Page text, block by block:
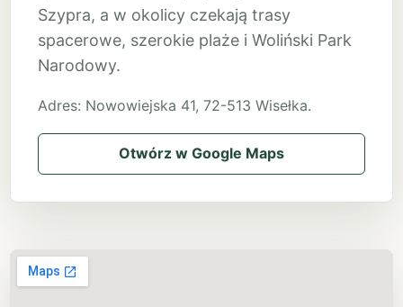
Szypra, a w okolicy czekają trasy
spacerowe, szerokie plaże i Woliński Park
Narodowy.
Adres: Nowowiejska 41, 72-513 Wisełka.
Otwórz w Google Maps